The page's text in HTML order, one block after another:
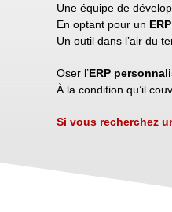
Une équipe de
En optant pour un
Un outil dans l’air du
Oser l’ERP
À la condition qu’il
Si vous recherchez